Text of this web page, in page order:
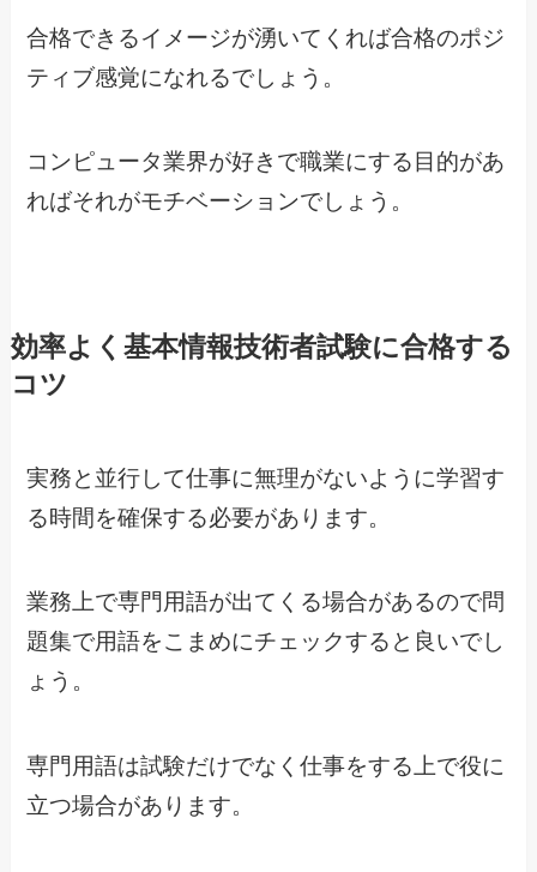
合格できるイメージが湧いてくれば合格のポジ
ティブ感覚になれるでしょう。
コンピュータ業界が好きで職業にする目的があ
ればそれがモチベーションでしょう。
効率よく基本情報技術者試験に合格する
コツ
実務と並行して仕事に無理がないように学習す
る時間を確保する必要があります。
業務上で専門用語が出てくる場合があるので問
題集で用語をこまめにチェックすると良いでし
ょう。
専門用語は試験だけでなく仕事をする上で役に
立つ場合があります。